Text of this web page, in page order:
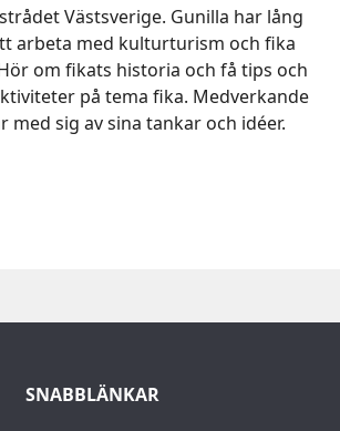
Västsverige. Gunilla har lång
arbeta med kulturturism och fika
om fikats historia och få tips och
på tema fika. Medverkande
med sig av sina tankar och idéer.
SNABBLÄNKAR